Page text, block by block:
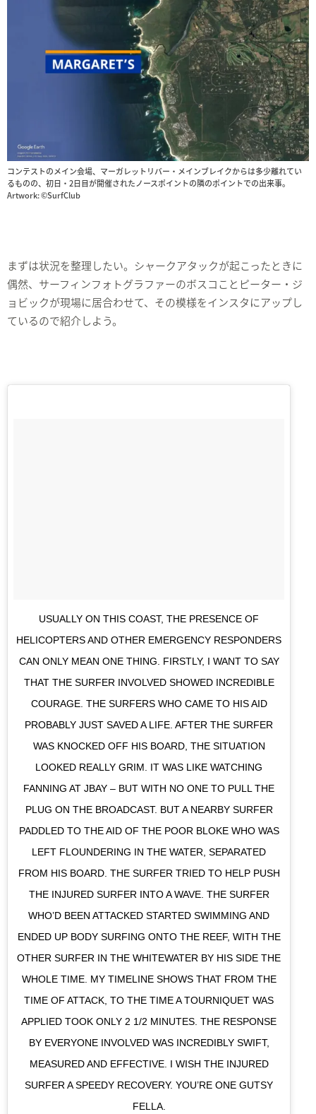
コンテストのメイン会場、マーガレットリバー・メインブレイクからは多少離れてい
るものの、初日・2日目が開催されたノースポイントの隣のポイントでの出来事。
Artwork: ©SurfClub
まずは状況を整理したい。シャークアタックが起こったときに
偶然、サーフィンフォトグラファーのボスコことピーター・ジ
ョビックが現場に居合わせて、その模様をインスタにアップし
ているので紹介しよう。
USUALLY ON THIS COAST, THE PRESENCE OF
HELICOPTERS AND OTHER EMERGENCY RESPONDERS
CAN ONLY MEAN ONE THING. FIRSTLY, I WANT TO SAY
THAT THE SURFER INVOLVED SHOWED INCREDIBLE
COURAGE. THE SURFERS WHO CAME TO HIS AID
PROBABLY JUST SAVED A LIFE. AFTER THE SURFER
WAS KNOCKED OFF HIS BOARD, THE SITUATION
LOOKED REALLY GRIM. IT WAS LIKE WATCHING
FANNING AT JBAY – BUT WITH NO ONE TO PULL THE
PLUG ON THE BROADCAST. BUT A NEARBY SURFER
PADDLED TO THE AID OF THE POOR BLOKE WHO WAS
LEFT FLOUNDERING IN THE WATER, SEPARATED
FROM HIS BOARD. THE SURFER TRIED TO HELP PUSH
THE INJURED SURFER INTO A WAVE. THE SURFER
WHO’D BEEN ATTACKED STARTED SWIMMING AND
ENDED UP BODY SURFING ONTO THE REEF, WITH THE
OTHER SURFER IN THE WHITEWATER BY HIS SIDE THE
WHOLE TIME. MY TIMELINE SHOWS THAT FROM THE
TIME OF ATTACK, TO THE TIME A TOURNIQUET WAS
APPLIED TOOK ONLY 2 1/2 MINUTES. THE RESPONSE
BY EVERYONE INVOLVED WAS INCREDIBLY SWIFT,
MEASURED AND EFFECTIVE. I WISH THE INJURED
SURFER A SPEEDY RECOVERY. YOU’RE ONE GUTSY
FELLA.